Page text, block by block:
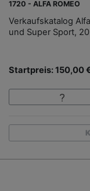
1720 - ALFA ROMEO
Verkaufskatalog
und Super Sport,
Startpreis: 150,00